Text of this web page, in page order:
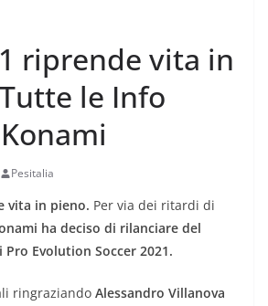
riprende vita in
le Info
Pesitalia
vita in pieno. Per via dei ritardi di
ha deciso di rilanciare del
Evolution Soccer 2021.
ringraziando Alessandro Villanova